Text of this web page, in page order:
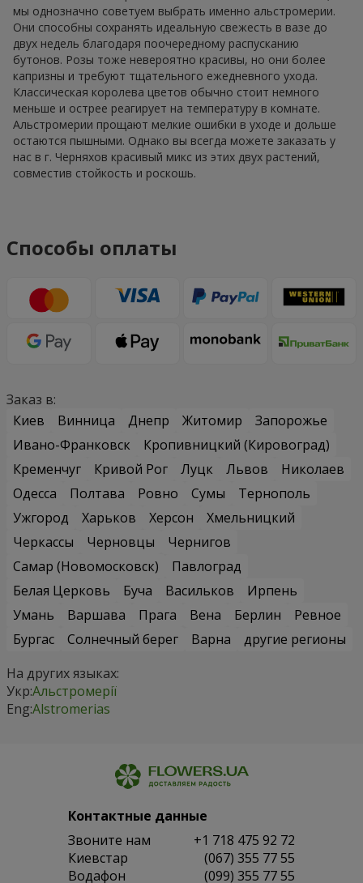
мы однозначно советуем выбрать именно альстромерии.
Они способны сохранять идеальную свежесть в вазе до
двух недель благодаря поочередному распусканию
бутонов. Розы тоже невероятно красивы, но они более
капризны и требуют тщательного ежедневного ухода.
Классическая королева цветов обычно стоит немного
меньше и острее реагирует на температуру в комнате.
Альстромерии прощают мелкие ошибки в уходе и дольше
остаются пышными. Однако вы всегда можете заказать у
нас в г. Черняхов красивый микс из этих двух растений,
совместив стойкость и роскошь.
Способы оплаты
Заказ в:
Киев
Винница Днепр Житомир
Запорожье
Ивано-Франковск
Кропивницкий (Кировоград)
Кременчуг
Кривой Рог Луцк Львов
Николаев
Одесса
Полтава Ровно Сумы
Тернополь
Ужгород
Харьков Херсон
Хмельницкий
Черкассы
Черновцы
Чернигов
Самар (Новомосковск)
Павлоград
Белая Церковь
Буча Васильков
Ирпень
Умань
Варшава Прага Вена Берлин
Ревное
Бургас
Солнечный берег Варна
другие регионы
На других языках:
Укр:Альстромерії
Eng:Alstromerias
Контактные данные
Звоните нам
+1 718 475 92 72
Киевстар
(067) 355 77 55
Водафон
(099) 355 77 55